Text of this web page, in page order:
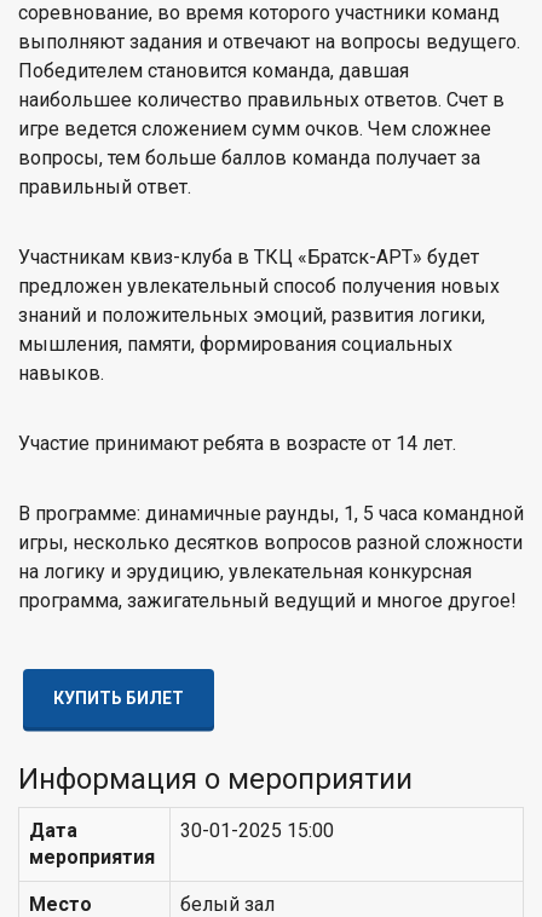
соревнование, во время которого участники команд
выполняют задания и отвечают на вопросы ведущего.
Победителем становится команда, давшая
наибольшее количество правильных ответов. Счет в
игре ведется сложением сумм очков. Чем сложнее
вопросы, тем больше баллов команда получает за
правильный ответ.
Участникам квиз-клуба в ТКЦ «Братск-АРТ» будет
предложен увлекательный способ получения новых
знаний и положительных эмоций, развития логики,
мышления, памяти, формирования социальных
навыков.
Участие принимают ребята в возрасте от 14 лет.
В программе: динамичные раунды, 1, 5 часа командной
игры, несколько десятков вопросов разной сложности
на логику и эрудицию, увлекательная конкурсная
программа, зажигательный ведущий и многое другое!
КУПИТЬ БИЛЕТ
Информация о мероприятии
Дата
мероприятия
30-01-2025 15:00
Место
белый зал